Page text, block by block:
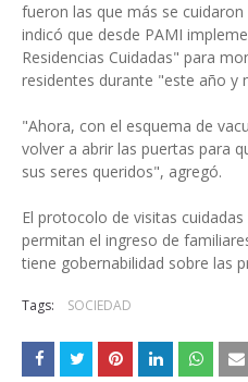
fueron las que más se
indicó que desde PAMI
Residencias Cuidadas" para
residentes durante "este año y
"Ahora, con el esquema de
volver a abrir las puertas para
sus seres queridos", agregó.
El protocolo de visitas
permitan el ingreso de
tiene gobernabilidad sobre las
Tags: SOCIEDAD